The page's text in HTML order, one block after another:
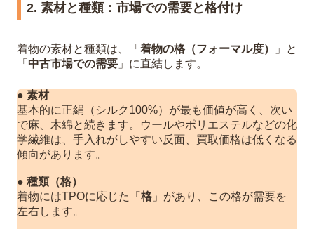
2. 素材と種類：市場での需要と格付け
着物の素材と種類は、「 着物の格（フォーマル度）
」と
「 中古市場での需要 」に直結します。
● 素材
基本的に正絹（シルク100%）が最も価値が高く、次い
で麻、木綿と続きます。ウールやポリエステルなどの化
学繊維は、手入れがしやすい反面、買取価格は低くなる
傾向があります。
● 種類（格）
着物にはTPOに応じた「 格 」があり、この格が需要を
左右します。